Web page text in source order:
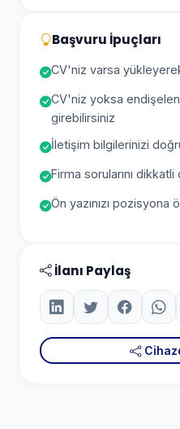
Başvuru İpuçları
CV'niz varsa
CV'niz yoksa
girebilirsiniz
İletişim bilgilerinizi
Firma sorularını dikkatli
Ön yazınızı pozisyona
İlanı Paylaş